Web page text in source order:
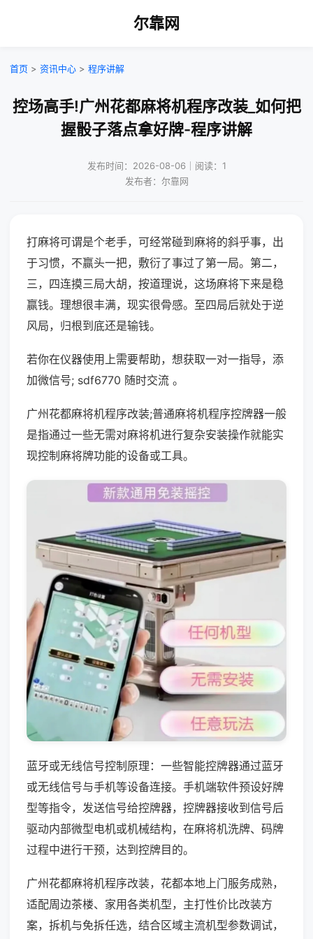
尔靠网
首页 > 资讯中心 > 程序讲解
控场高手!广州花都麻将机程序改装_如何把
握骰子落点拿好牌-程序讲解
发布时间：2026-08-06｜阅读：1
发布者：尔靠网
打麻将可谓是个老手，可经常碰到麻将的斜乎事，出
于习惯，不赢头一把，敷衍了事过了第一局。第二，
三，四连摸三局大胡，按道理说，这场麻将下来是稳
赢钱。理想很丰满，现实很骨感。至四局后就处于逆
风局，归根到底还是输钱。
若你在仪器使用上需要帮助，想获取一对一指导，添
加微信号; sdf6770 随时交流 。
广州花都麻将机程序改装;普通麻将机程序控牌器一般
是指通过一些无需对麻将机进行复杂安装操作就能实
现控制麻将牌功能的设备或工具。
蓝牙或无线信号控制原理：一些智能控牌器通过蓝牙
或无线信号与手机等设备连接。手机端软件预设好牌
型等指令，发送信号给控牌器，控牌器接收到信号后
驱动内部微型电机或机械结构，在麻将机洗牌、码牌
过程中进行干预，达到控牌目的。
广州花都麻将机程序改装，花都本地上门服务成熟，
适配周边茶楼、家用各类机型，主打性价比改装方
案，拆机与免拆任选，结合区域主流机型参数调试，